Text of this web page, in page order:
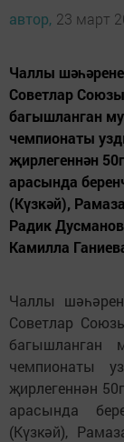
автор, 23 март
Чаллы
Советлар
багышланган
чемпионаты
җирлегеннән
арасында
(Күзкәй),
Радик
Камилла
Чаллы
Советлар
багышланган
чемпионаты
җирлегеннән
арасында
(Күзкәй),